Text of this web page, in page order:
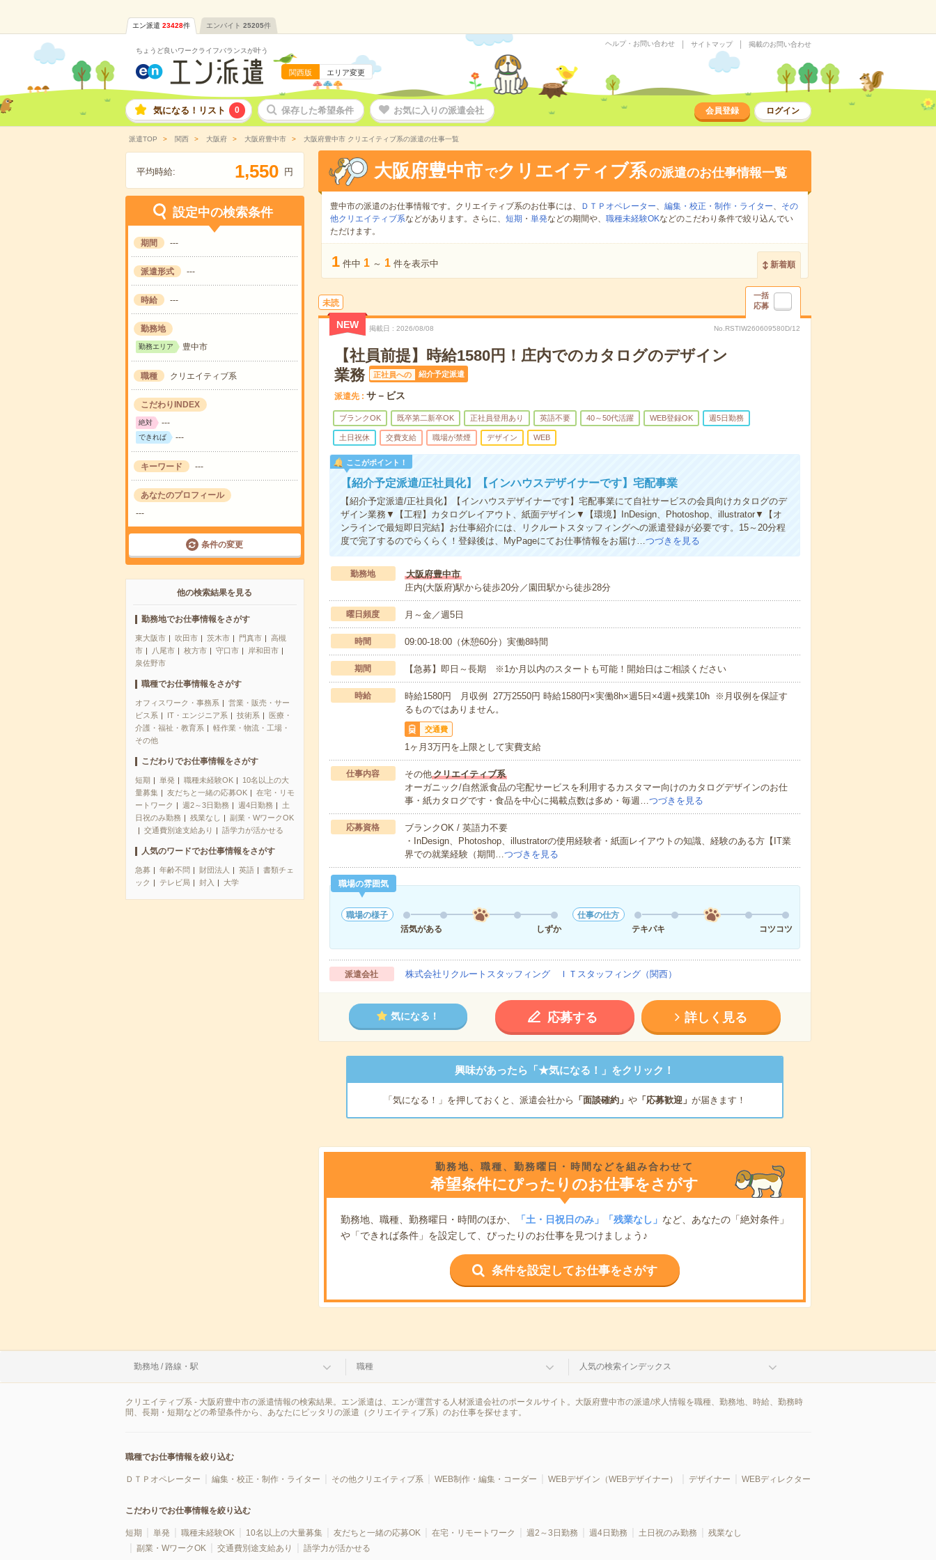
エン派遣 23428件 エンバイト 25205件
ちょうど良いワークライフバランスが叶う
関西版 エリア変更
ヘルプ・お問い合わせ サイトマップ 掲載のお問い合わせ
気になる！リスト 0 保存した希望条件 お気に入りの派遣会社 会員登録 ログイン
派遣TOP 関西 大阪府 大阪府豊中市 大阪府豊中市 クリエイティブ系の派遣の仕事一覧
平均時給: 1,550 円
設定中の検索条件
期間 ---
派遣形式 ---
時給 ---
勤務地
勤務エリア 豊中市
職種 クリエイティブ系
こだわりINDEX
絶対 ---
できれば ---
キーワード ---
あなたのプロフィール
---
条件の変更
他の検索結果を見る
勤務地でお仕事情報をさがす
東大阪市 吹田市 茨木市 門真市
高槻
市
八尾市 枚方市 守口市
岸和田市
泉佐野市
職種でお仕事情報をさがす
オフィスワーク・事務系
営業・販売・サー
ビス系
IT・エンジニア系 技術系
医療・
介護・福祉・教育系
軽作業・物流・工場・
その他
こだわりでお仕事情報をさがす
短期 単発 職種未経験OK
10名以上の大
量募集
友だちと一緒の応募OK
在宅・リモ
ートワーク
週2～3日勤務 週4日勤務
土
日祝のみ勤務
残業なし
副業・WワークOK
交通費別途支給あり
語学力が活かせる
人気のワードでお仕事情報をさがす
急募 年齢不問 財団法人 英語
書類チェ
ック
テレビ局 封入 大学
大阪府豊中市 でクリエイティブ系の派遣のお仕事情報一覧
豊中市の派遣のお仕事情報です。クリエイティブ系のお仕事には、 ＤＴＰオペレーター、 編集・校正・制作・ライター、
その
他クリエイティブ系などがあります。さらに、 短期 ・ 単発などの期間や、 職種未経験OKなどのこだわり条件で絞り込んでい
ただけます。
1 件中 1 ～ 1 件を表示中 新着順
未読
一括
応募
NEW 掲載日 2026/08/08 No.RSTIW260609580D/12
【社員前提】時給1580円！庄内でのカタログのデザイン
業務
正社員への 紹介予定派遣
派遣先 サ－ビス
ブランクOK 既卒第二新卒OK 正社員登用あり 英語不要 40～50代活躍 WEB登録OK 週5日勤務
土日祝休 交費支給 職場が禁煙 デザイン WEB
ここがポイント！
【紹介予定派遣/正社員化】【インハウスデザイナーです】宅配事業
【紹介予定派遣/正社員化】【インハウスデザイナーです】宅配事業にて自社サービスの会員向けカタログのデ
ザイン業務▼【工程】カタログレイアウト、紙面デザイン▼【環境】InDesign、Photoshop、illustrator▼【オ
ンラインで最短即日完結】お仕事紹介には、リクルートスタッフィングへの派遣登録が必要です。15～20分程
度で完了するのでらくらく！登録後は、MyPageにてお仕事情報をお届け…つづきを見る
勤務地
大阪府豊中市
庄内(大阪府)駅から徒歩20分／園田駅から徒歩28分
曜日頻度 月～金／週5日
時間 09:00-18:00（休憩60分）実働8時間
期間 【急募】即日～長期 ※1か月以内のスタートも可能！開始日はご相談ください
時給
時給1580円 月収例 27万2550円 時給1580円×実働8h×週5日×4週+残業10h ※月収例を保証す
るものではありません。
交通費
1ヶ月3万円を上限として実費支給
仕事内容 その他クリエイティブ系
オーガニック/自然派食品の宅配サービスを利用するカスタマー向けのカタログデザインのお仕
事・紙カタログです・食品を中心に掲載点数は多め・毎週…つづきを見る
応募資格
ブランクOK / 英語力不要
・InDesign、Photoshop、illustratorの使用経験者・紙面レイアウトの知識、経験のある方【IT業
界での就業経験（期間…つづきを見る
職場の雰囲気
職場の様子
活気がある
しずか
仕事の仕方
テキパキ
コツコツ
派遣会社 株式会社リクルートスタッフィング ＩＴスタッフィング（関西）
気になる！ 応募する 詳しく見る
興味があったら「★気になる！」をクリック！
「気になる！」を押しておくと、派遣会社から 「面談確約」 や「応募歓迎」 が届きます！
勤務地、職種、勤務曜日・時間などを組み合わせて
希望条件にぴったりのお仕事をさがす
勤務地、職種、勤務曜日・時間のほか、 「土・日祝日のみ」「残業なし」 など、あなたの「絶対条件」
や「できれば条件」を設定して、ぴったりのお仕事を見つけましょう♪
条件を設定してお仕事をさがす
勤務地 / 路線・駅 職種 人気の検索インデックス
クリエイティブ系 - 大阪府豊中市の派遣情報の検索結果。エン派遣は、エンが運営する人材派遣会社のポータルサイト。大阪府豊中市の派遣/求人情報を職種、勤務地、時給、勤務時
間、長期・短期などの希望条件から、あなたにピッタリの派遣（クリエイティブ系）のお仕事を探せます。
職種でお仕事情報を絞り込む
ＤＴＰオペレーター 編集・校正・制作・ライター その他クリエイティブ系 WEB制作・編集・コーダー WEBデザイン（WEBデザイナー） デザイナー WEBディレクター
こだわりでお仕事情報を絞り込む
短期 単発 職種未経験OK 10名以上の大量募集 友だちと一緒の応募OK 在宅・リモートワーク 週2～3日勤務 週4日勤務 土日祝のみ勤務
残業なし
副業・WワークOK
交通費別途支給あり 語学力が活かせる